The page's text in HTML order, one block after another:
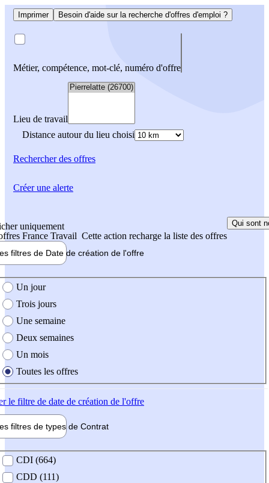
Imprimer Besoin d'aide sur la recherche d'offres d'emploi ?
Métier, compétence, mot-clé, numéro d'offre
Lieu de travail
Distance autour du lieu choisi
Rechercherdes offres
uniquement
France Travail Cette action recharge la liste des offres
Qui sont
filtres de Date de création de l'offre
création de l'offre
Un jour
Trois jours
Une semaine
Deux semaines
Un mois
Toutes les offres
le filtre de date de création de l'offre
filtres de types de Contrat
contrat
CDI (664)
CDD (111)
Créer une alerte